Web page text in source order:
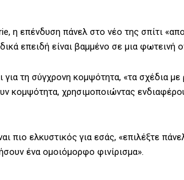
η επένδυση πάνελ στο νέο της σπίτι
επειδή είναι βαμμένο σε μια
για τη σύγχρονη κομψότητα, «τα σχέδια
κομψότητα, χρησιμοποιώντας
πιο ελκυστικός για εσάς, «επιλέξτε
ένα ομοιόμορφο φινίρισμα».